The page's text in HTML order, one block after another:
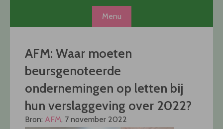
Menu
AFM: Waar moeten
beursgenoteerde
ondernemingen op letten bij
hun verslaggeving over 2022?
Bron: AFM, 7 november 2022